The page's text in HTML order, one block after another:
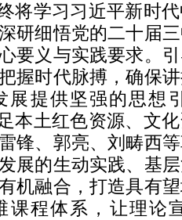
将学习习近平新时
研细悟党的二十届
要义与实践要求。
握时代脉搏，确保
展提供坚强的思想
本土红色资源、文
锋、郭亮、刘畴西
展的生动实践、基
机融合，打造具有
课程体系，让理论